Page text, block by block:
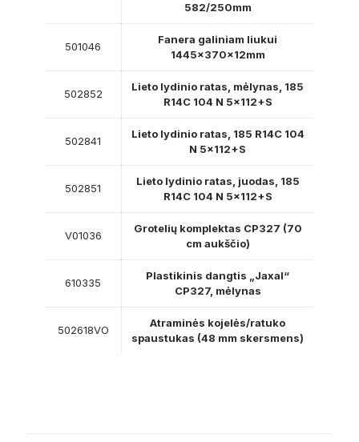
582/250mm
501046
Fanera galiniam liukui
1445x370x12mm
502852
Lieto lydinio ratas, mėlynas, 185
R14C 104 N 5×112+S
502841
Lieto lydinio ratas, 185 R14C 104
N 5×112+S
502851
Lieto lydinio ratas, juodas, 185
R14C 104 N 5×112+S
V01036
Grotelių komplektas CP327 (70
cm aukščio)
610335
Plastikinis dangtis „Jaxal“
CP327, mėlynas
502618VO
Atraminės kojelės/ratuko
spaustukas (48 mm skersmens)